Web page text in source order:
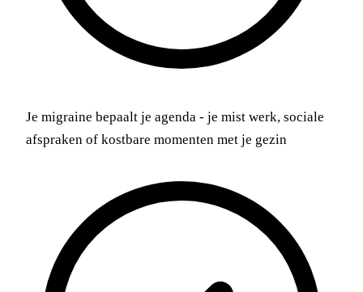
Je migraine bepaalt je agenda - je mist werk, sociale
afspraken of kostbare momenten met je gezin